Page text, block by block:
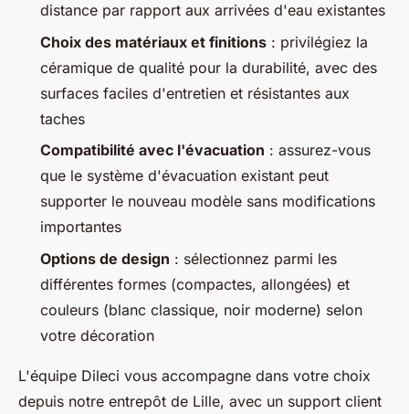
distance par rapport aux arrivées d'eau existantes
Choix des matériaux et finitions : privilégiez la
céramique de qualité pour la durabilité, avec des
surfaces faciles d'entretien et résistantes aux
taches
Compatibilité avec l'évacuation : assurez-vous
que le système d'évacuation existant peut
supporter le nouveau modèle sans modifications
importantes
Options de design : sélectionnez parmi les
différentes formes (compactes, allongées) et
couleurs (blanc classique, noir moderne) selon
votre décoration
L'équipe Dileci vous accompagne dans votre choix
depuis notre entrepôt de Lille, avec un support client